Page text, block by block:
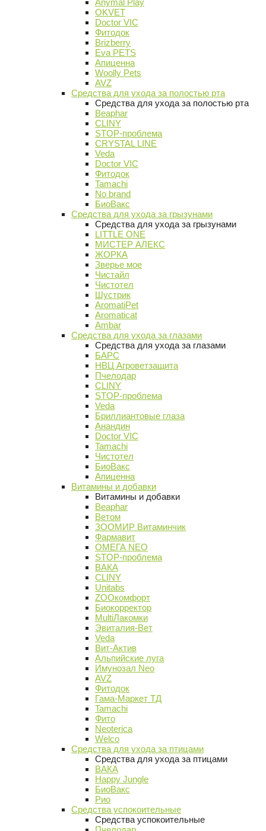
Anymal Play
OKVET
Doctor VIC
Фитодок
Brizberry
Eva PETS
Апиценна
Woolly Pets
AVZ
Средства для ухода за полостью рта
Средства для ухода за полостью рта
Beaphar
CLINY
STOP-проблема
CRYSTAL LINE
Veda
Doctor VIC
Фитодок
Tamachi
No brand
БиоВакс
Средства для ухода за грызунами
Средства для ухода за грызунами
LITTLE ONE
МИСТЕР АЛЕКС
ЖОРКА
Зверье мое
Чистайл
Чистотел
Шустрик
AromatiPet
Aromaticat
Ambar
Средства для ухода за глазами
Средства для ухода за глазами
БАРС
НВЦ Агроветзащита
Пчелодар
CLINY
STOP-проблема
Veda
Бриллиантовые глаза
Анандин
Doctor VIC
Tamachi
Чистотел
БиоВакс
Апиценна
Витамины и добавки
Витамины и добавки
Beaphar
Ветом
ЗООМИР Витаминчик
Фармавит
ОМЕГА NEO
STOP-проблема
ВАКА
CLINY
Unitabs
ZOOкомфорт
Биокорректор
MultiЛакомки
Эвиталия-Вет
Veda
Вит-Актив
Альпийские луга
Имунозал Neo
AVZ
Фитодок
Гама-Маркет ТД
Tamachi
Фито
Neoterica
Welco
Средства для ухода за птицами
Средства для ухода за птицами
ВАКА
Happy Jungle
БиоВакс
Рио
Средства успокоительные
Средства успокоительные